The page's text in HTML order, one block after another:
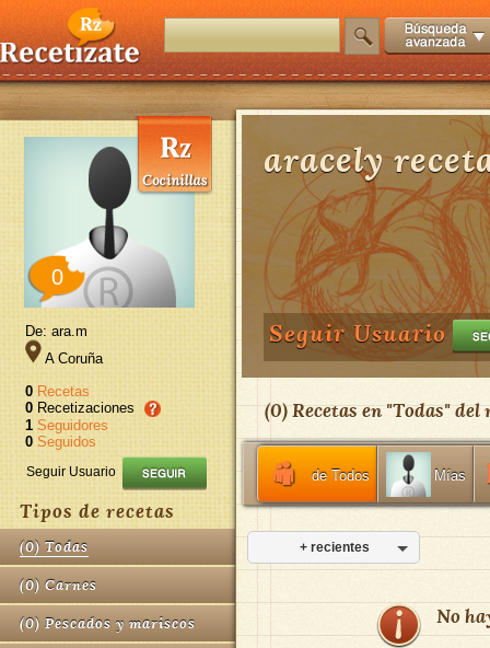
0
De: ara.m
A Coruña
0 Recetas
0 Recetizaciones
1 Seguidores
0 Seguidos
Seguir Usuario
Tipos de recetas
(0) Todas
(0) Carnes
(0) Pescados y mariscos
aracely
Seguir Usuario
(0) Recetas en "Todas" del
de Todos Mías
+ recientes
No